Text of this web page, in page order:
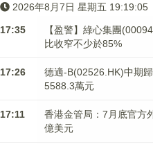
2026年8月7日 星期五 19:19:05
17:35
【盈警】綠心集團
比收窄不少於85%
17:26
德適-B(02526.HK)中期
5588.3萬元
17:11
香港金管局：7月底官方
億美元